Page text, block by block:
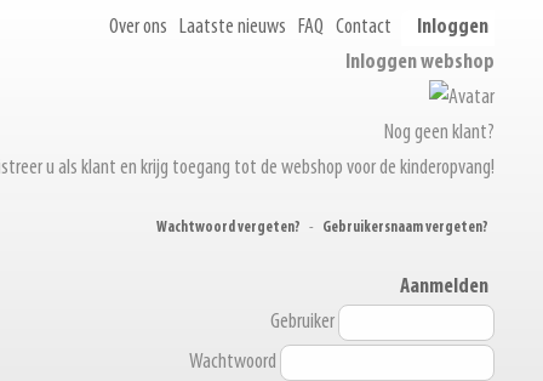
Over ons Laatste nieuws FAQ Contact
Inloggen
Inloggen webshop
Nog geen klant?
u als klant en krijg toegang tot de webshop voor de kinderopvang!
Wachtwoord vergeten? - Gebruikersnaam vergeten?
Aanmelden
Gebruiker
Wachtwoord